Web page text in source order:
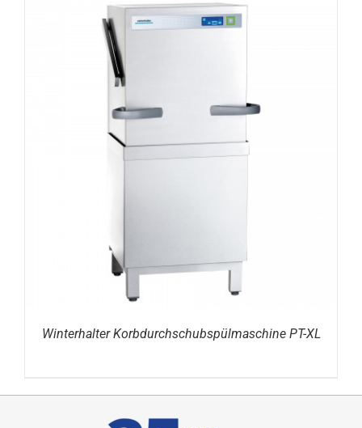
DETAILS
Winterhalter Korbdurchschubspülmaschine PT-XL